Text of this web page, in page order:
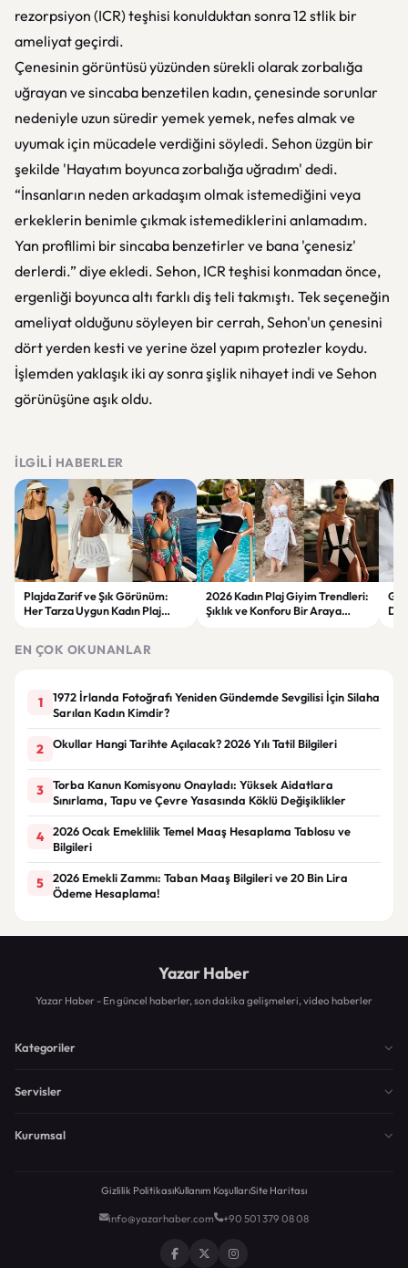
rezorpsiyon (ICR) teşhisi konulduktan sonra 12 stlik bir
ameliyat geçirdi.
Çenesinin görüntüsü yüzünden sürekli olarak zorbalığa
uğrayan ve sincaba benzetilen kadın, çenesinde sorunlar
nedeniyle uzun süredir yemek yemek, nefes almak ve
uyumak için mücadele verdiğini söyledi. Sehon üzgün bir
şekilde 'Hayatım boyunca zorbalığa uğradım' dedi.
“İnsanların neden arkadaşım olmak istemediğini veya
erkeklerin benimle çıkmak istemediklerini anlamadım.
Yan profilimi bir sincaba benzetirler ve bana 'çenesiz'
derlerdi.” diye ekledi. Sehon, ICR teşhisi konmadan önce,
ergenliği boyunca altı farklı diş teli takmıştı. Tek seçeneğin
ameliyat olduğunu söyleyen bir cerrah, Sehon'un çenesini
dört yerden kesti ve yerine özel yapım protezler koydu.
İşlemden yaklaşık iki ay sonra şişlik nihayet indi ve Sehon
görünüşüne aşık oldu.
İLGILI HABERLER
Plajda Zarif ve Şık Görünüm:
Her Tarza Uygun Kadın Plaj
2026 Kadın Plaj Giyim Trendleri:
Şıklık ve Konforu Bir Araya
EN ÇOK OKUNANLAR
1
1972 İrlanda Fotoğrafı Yeniden Gündemde Sevgilisi İçin Silaha
Sarılan Kadın Kimdir?
2 Okullar Hangi Tarihte Açılacak? 2026 Yılı Tatil Bilgileri
3
Torba Kanun Komisyonu Onayladı: Yüksek Aidatlara
Sınırlama, Tapu ve Çevre Yasasında Köklü Değişiklikler
4
2026 Ocak Emeklilik Temel Maaş Hesaplama Tablosu ve
Bilgileri
5
2026 Emekli Zammı: Taban Maaş Bilgileri ve 20 Bin Lira
Ödeme Hesaplama!
Yazar Haber
Yazar Haber - En güncel haberler, son dakika gelişmeleri, video haberler
Kategoriler
Servisler
Kurumsal
Gizlilik PolitikasıKullanım KoşullarıSite Haritası
info@yazarhaber.com +90 501 379 08 08